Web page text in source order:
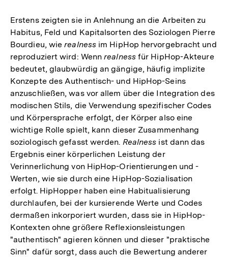
Erstens zeigten sie in Anlehnung an die Arbeiten zu
Habitus, Feld und Kapitalsorten des Soziologen Pierre
Bourdieu, wierealness im HipHop hervorgebracht und
reproduziert wird: Wennrealnessfür HipHop-Akteure
bedeutet, glaubwürdig an gängige, häufig implizite
Konzepte des Authentisch- und HipHop-Seins
anzuschließen, was vor allem über die Integration des
modischen Stils, die Verwendung spezifischer Codes
und Körpersprache erfolgt, der Körper also eine
wichtige Rolle spielt, kann dieser Zusammenhang
soziologisch gefasst werden. Realness ist dann das
Ergebnis einer körperlichen Leistung der
Verinnerlichung von HipHop-Orientierungen und -
Werten, wie sie durch eine HipHop-Sozialisation
erfolgt. HipHopper haben eine Habitualisierung
durchlaufen, bei der kursierende Werte und Codes
dermaßen inkorporiert wurden, dass sie in HipHop-
Kontexten ohne größere Reflexionsleistungen
"authentisch" agieren können und dieser "praktische
Sinn" dafür sorgt, dass auch die Bewertung anderer